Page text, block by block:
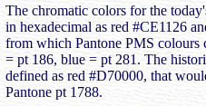
The chromatic colors for the
in hexadecimal as red #CE1126
from which Pantone PMS colours
= pt 186, blue = pt 281. The
defined as red #D70000, that
Pantone pt 1788.